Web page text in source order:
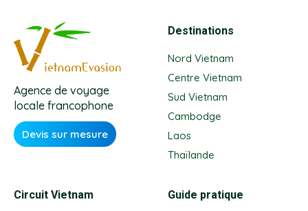
Agence de voyage
locale francophone
Devis sur mesure
Destinations
Nord Vietnam
Centre Vietnam
Sud Vietnam
Cambodge
Laos
Thaïlande
Circuit Vietnam Guide pratique